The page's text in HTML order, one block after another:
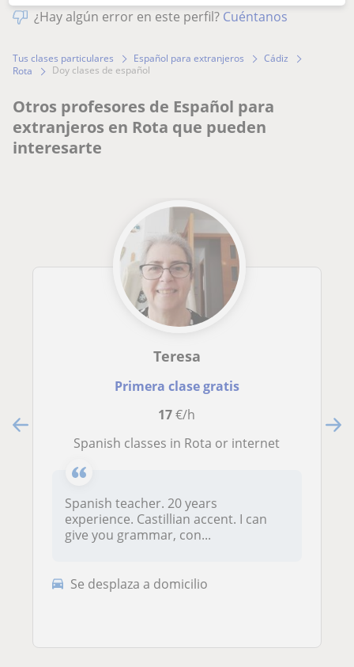
¿Hay algún error en este perfil? Cuéntanos
Tus clases particulares Español para extranjeros
Cádiz
Rota
doy clases de español
Otros profesores de Español para
extranjeros en Rota que pueden
interesarte
Teresa
Primera clase gratis
17€/h
Spanish classes in Rota or internet
Spanish teacher. 20 years
experience. Castillian accent. I can
give you grammar, con...
Se desplaza a domicilio